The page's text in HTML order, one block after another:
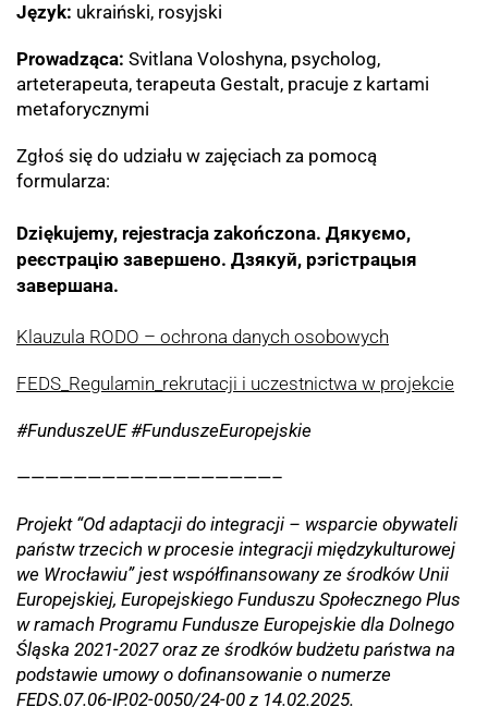
Język: ukraiński, rosyjski
Prowadząca: Svitlana Voloshyna, psycholog,
arteterapeuta, terapeuta Gestalt, pracuje z kartami
metaforycznymi
Zgłoś się do udziału w zajęciach za pomocą
formularza:
Dziękujemy, rejestracja zakończona. Дякуємо,
реєстрацію завершено. Дзякуй, рэгістрацыя
завершана.
Klauzula RODO – ochrona danych osobowych
FEDS_Regulamin_rekrutacji i uczestnictwa w projekcie
#FunduszeUE #FunduszeEuropejskie
——————————————————–
Projekt “Od adaptacji do integracji – wsparcie obywateli
państw trzecich w procesie integracji międzykulturowej
we Wrocławiu” jest współfinansowany ze środków Unii
Europejskiej, Europejskiego Funduszu Społecznego Plus
w ramach Programu Fundusze Europejskie dla Dolnego
Śląska 2021-2027 oraz ze środków budżetu państwa na
podstawie umowy o dofinansowanie o numerze
FEDS.07.06-IP.02-0050/24-00 z 14.02.2025.